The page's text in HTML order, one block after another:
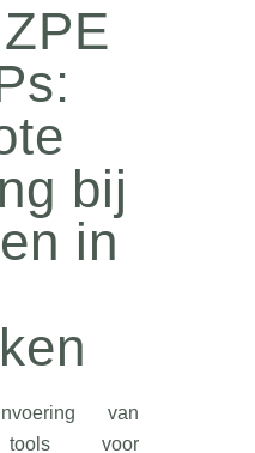
ZPE
bij
in
van
tools voor